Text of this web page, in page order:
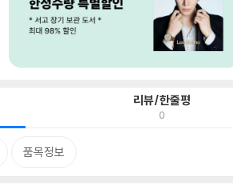
리뷰/한줄평
0
품목정보